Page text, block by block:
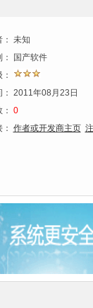
未知
国产软件
2011年08月23日
0
作者或开发商主页